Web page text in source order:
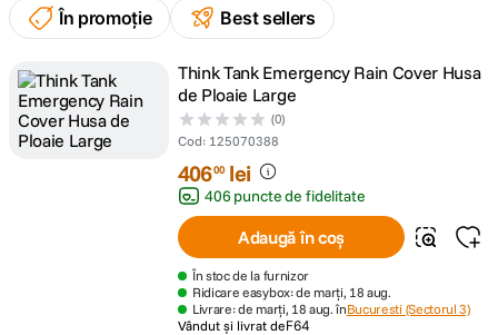
5. canon sx740 hs
7. card memorie
În promoție
Best sellers
Think Tank Emergency Rain Cover Husa
de Ploaie Large
(0)
Cod: 125070388
40600 lei
406 puncte de fidelitate
Adaugă în coș
În stoc de la furnizor
Ridicare easybox: de marți, 18 aug.
Livrare: de marți, 18 aug. înBucuresti (Sectorul 3)
Vândut și livrat deF64